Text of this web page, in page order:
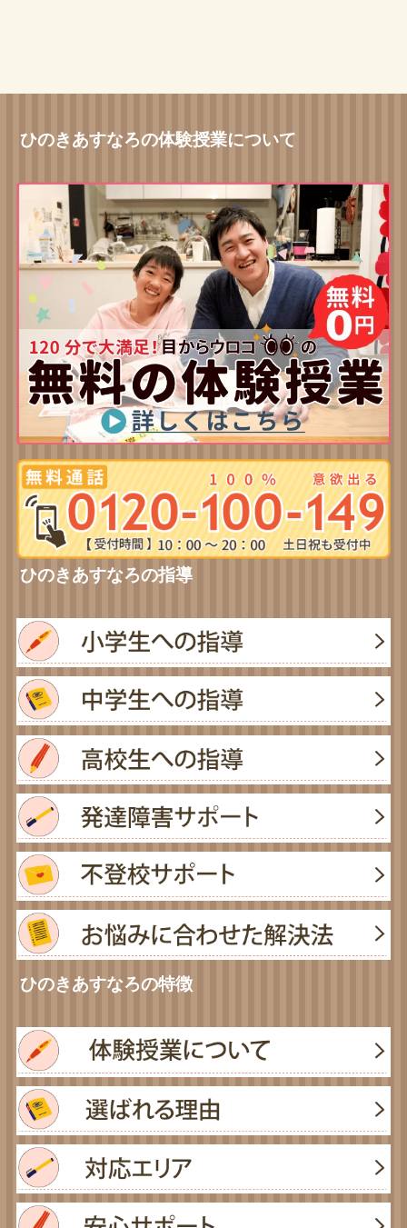
ひのきあすなろの体験授業について
ひのきあすなろの指導
ひのきあすなろの特徴